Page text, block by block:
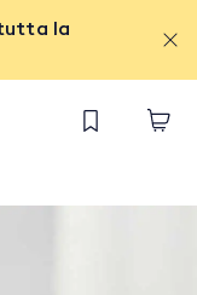
tutta la